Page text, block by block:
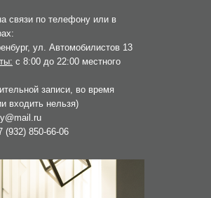
связи по телефону или в
ул. Автомобилистов 13
с 8:00 до 22:00 местного
записи, во время
входить нельзя)
(932) 850-66-06